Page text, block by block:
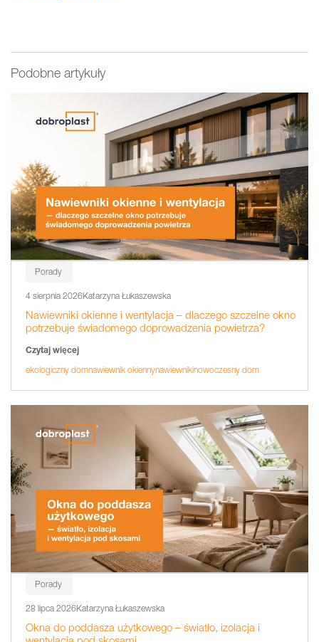
Podobne artykuły
Porady
4 sierpnia 2026Katarzyna Łukaszewska
Nawiewniki okienne i wentylacja – dlaczego szczelne okno
potrzebuje świadomego doprowadzenia powietrza?
Czytaj więcej
ekologiczny domnawiewnik okiennynawiewnikinowoczesny dom
Porady
28 lipca 2026Katarzyna Łukaszewska
Okna do poddasza użytkowego – światło, izolacja i